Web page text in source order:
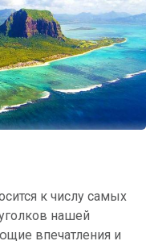
к числу самых
нашей
впечатления и